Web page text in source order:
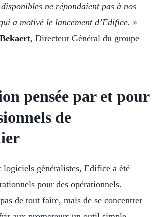
ne répondaient pas à nos
a motivé le lancement d’Edifice. »
, Directeur Général du groupe
pensée par et pour
de
logiciels généralistes, Edifice a été
pour des opérationnels.
de tout faire, mais de se concentrer